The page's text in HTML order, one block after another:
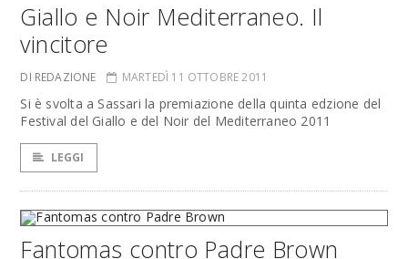
Giallo e Noir Mediterraneo. Il
vincitore
DI REDAZIONE MARTEDÌ 11 OTTOBRE 2011
Si è svolta a Sassari la premiazione della quinta edzione del
Festival del Giallo e del Noir del Mediterraneo 2011
LEGGI
Fantomas contro Padre Brown